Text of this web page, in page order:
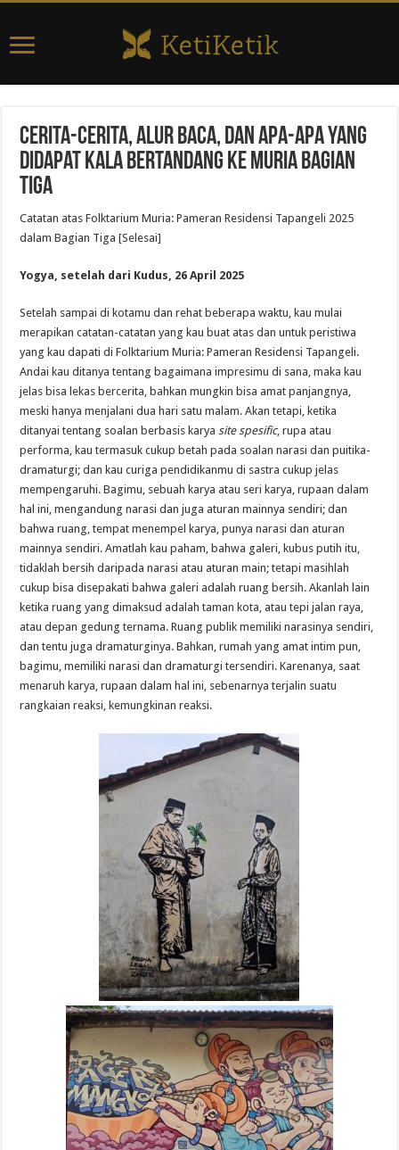
Cerita-Cerita, Alur Baca, dan Apa-Apa yang
Didapat Kala Bertandang ke Muria Bagian
Tiga
Catatan atas Folktarium Muria: Pameran Residensi Tapangeli 2025
dalam Bagian Tiga [Selesai]
Yogya, setelah dari Kudus, 26 April 2025
Setelah sampai di kotamu dan rehat beberapa waktu, kau mulai
merapikan catatan-catatan yang kau buat atas dan untuk peristiwa
yang kau dapati di Folktarium Muria: Pameran Residensi Tapangeli.
Andai kau ditanya tentang bagaimana impresimu di sana, maka kau
jelas bisa lekas bercerita, bahkan mungkin bisa amat panjangnya,
meski hanya menjalani dua hari satu malam. Akan tetapi, ketika
ditanyai tentang soalan berbasis karyasite spesific, rupa atau
performa, kau termasuk cukup betah pada soalan narasi dan puitika-
dramaturgi; dan kau curiga pendidikanmu di sastra cukup jelas
mempengaruhi. Bagimu, sebuah karya atau seri karya, rupaan dalam
hal ini, mengandung narasi dan juga aturan mainnya sendiri; dan
bahwa ruang, tempat menempel karya, punya narasi dan aturan
mainnya sendiri. Amatlah kau paham, bahwa galeri, kubus putih itu,
tidaklah bersih daripada narasi atau aturan main; tetapi masihlah
cukup bisa disepakati bahwa galeri adalah ruang bersih. Akanlah lain
ketika ruang yang dimaksud adalah taman kota, atau tepi jalan raya,
atau depan gedung ternama. Ruang publik memiliki narasinya sendiri,
dan tentu juga dramaturginya. Bahkan, rumah yang amat intim pun,
bagimu, memiliki narasi dan dramaturgi tersendiri. Karenanya, saat
menaruh karya, rupaan dalam hal ini, sebenarnya terjalin suatu
rangkaian reaksi, kemungkinan reaksi.